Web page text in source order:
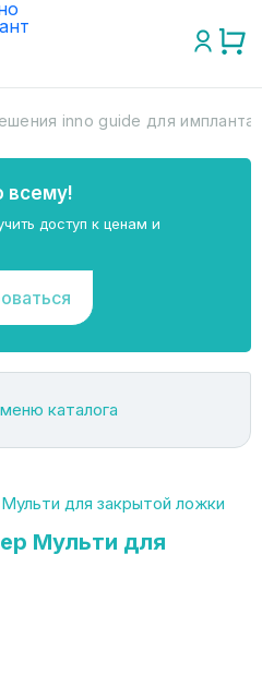
inno guide для
всему!
доступ к ценам и
каталога
Мульти для